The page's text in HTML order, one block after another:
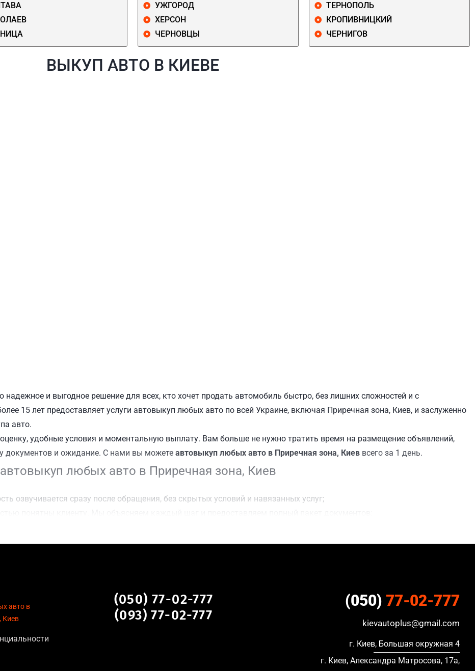
УЖГОРОД
ХЕРСОН
ЧЕРНОВЦЫ
ТЕРНОПОЛЬ
КРОПИВНИЦКИЙ
ЧЕРНИГОВ
ВЫКУП АВТО В КИЕВЕ
надежное и выгодное решение для всех, кто хочет продать автомобиль быстро, без лишних сложностей и с
15 лет предоставляет услуги автовыкуп любых авто по всей Украине, включая Приречная зона, Киев, и заслуженно
авто.
удобные условия и моментальную выплату. Вам больше не нужно тратить время на размещение объявлений,
документов и ожидание. С нами вы можете автовыкуп любых авто в Приречная зона, Киев всего за 1 день.
любых авто в Приречная зона, Киев
озвучивается сразу после обращения, без скрытых условий и навязанных услуг;
стоимости даже за авто после аварии или с пробегом;
в Приречная зона, Киев
актуальна для:
экономически нецелесообразно;
авто в
Киев
(050) 77-02-777
(093) 77-02-777
(050) 77-02-777
kievautoplus@gmail.com
г. Киев, Большая окружная 4
г. Киев, Александра Матросова, 17а,